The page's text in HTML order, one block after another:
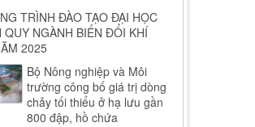
TRÌNH ĐÀO TẠO ĐẠI HỌC
QUY NGÀNH BIẾN ĐỔI KHÍ
2025
Bộ Nông nghiệp và Môi
trường công bố giá trị dòng
chảy tối thiểu ở hạ lưu gần
800 đập, hồ chứa